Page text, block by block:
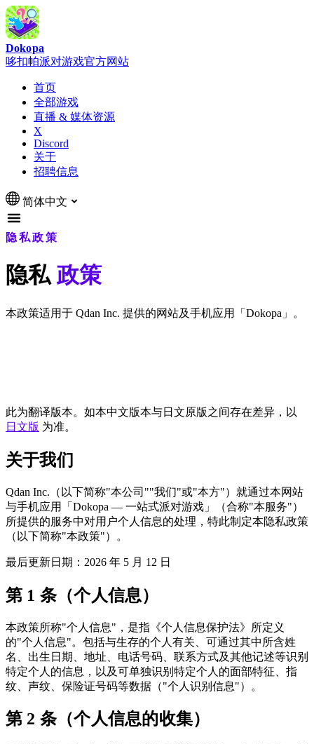
Dokopa
哆扣帕派对游戏官方网站
首页
全部游戏
直播 & 媒体资源
X
Discord
关于
招聘信息
简体中文
隐私政策
隐私 政策
本政策适用于 Qdan Inc. 提供的网站及手机应用「Dokopa」。
此为翻译版本。如本中文版本与日文原版之间存在差异，以
日文版 为准。
关于我们
Qdan Inc.（以下简称"本公司""我们"或"本方"）就通过本网站
与手机应用「Dokopa — 一站式派对游戏」（合称"本服务"）
所提供的服务中对用户个人信息的处理，特此制定本隐私政策
（以下简称"本政策"）。
最后更新日期：2026 年 5 月 12 日
第 1 条（个人信息）
本政策所称"个人信息"，是指《个人信息保护法》所定义
的"个人信息"。包括与生存的个人有关、可通过其中所含姓
名、出生日期、地址、电话号码、联系方式及其他记述等识别
特定个人的信息，以及可单独识别特定个人的面部特征、指
纹、声纹、保险证号码等数据（"个人识别信息"）。
第 2 条（个人信息的收集）